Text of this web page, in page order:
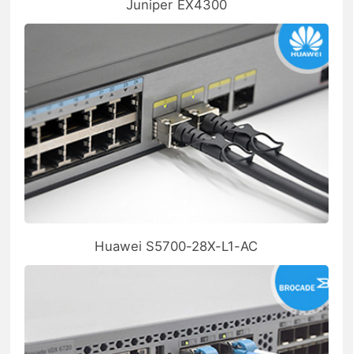
Juniper EX4300
Huawei S5700-28X-L1-AC